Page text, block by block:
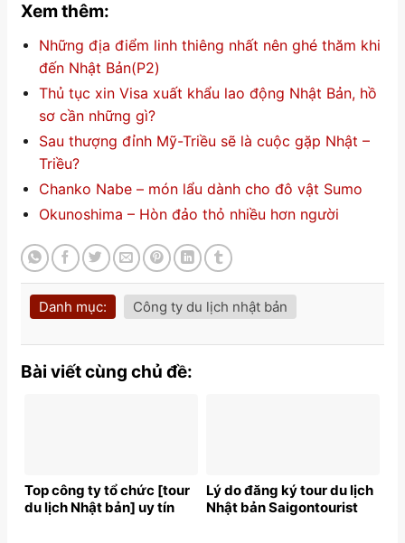
Xem thêm:
Những địa điểm linh thiêng nhất nên ghé thăm khi
đến Nhật Bản(P2)
Thủ tục xin Visa xuất khẩu lao động Nhật Bản, hồ
sơ cần những gì?
Sau thượng đỉnh Mỹ-Triều sẽ là cuộc gặp Nhật –
Triều?
Chanko Nabe – món lẩu dành cho đô vật Sumo
Okunoshima – Hòn đảo thỏ nhiều hơn người
Danh mục: Công ty du lịch nhật bản
Bài viết cùng chủ đề:
Top công ty tổ chức [tour
du lịch Nhật bản] uy tín
Lý do đăng ký tour du lịch
Nhật bản Saigontourist